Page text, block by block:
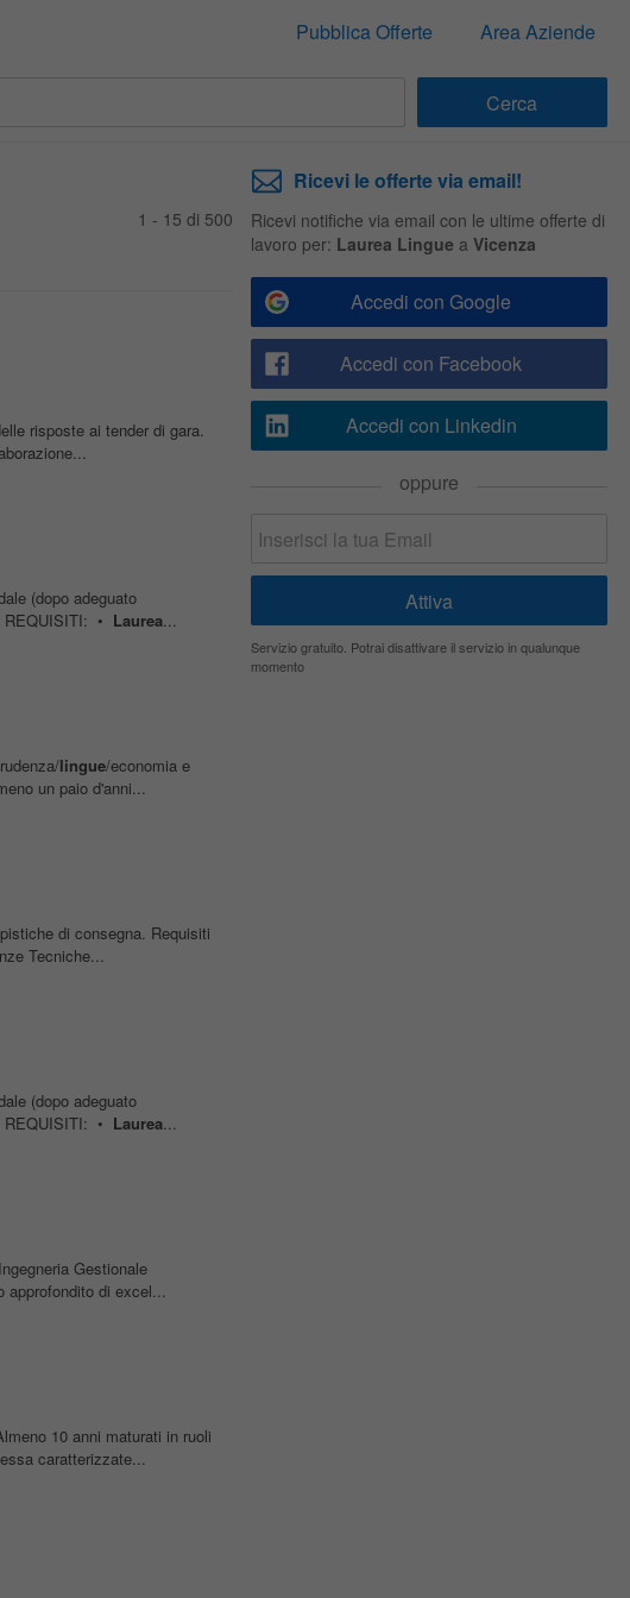
Pubblica Offerte Area Aziende
1 - 15 di 500
risposte ai tender di gara.
(dopo adeguato
REQUISITI: • Laurea...
lingue/economia e
un paio d'anni...
di consegna. Requisiti
Tecniche...
(dopo adeguato
REQUISITI: • Laurea...
Gestionale
approfondito di excel...
10 anni maturati in ruoli
caratterizzate...
Ricevi le offerte via email!
Ricevi notifiche via email con le ultime offerte di
lavoro per: Laurea Lingue a Vicenza
Accedi con Google
Accedi con Facebook
Accedi con Linkedin
oppure
Servizio gratuito. Potrai disattivare il servizio in qualunque
momento